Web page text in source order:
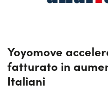
Yoyomove
fatturato in
Italiani